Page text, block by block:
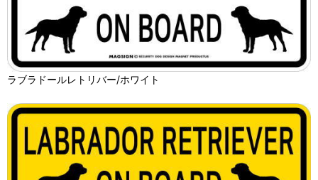
ラブラドールレトリバー/ホワイト